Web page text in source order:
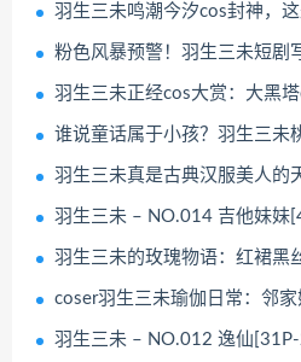
羽生三未鸣潮今汐cos封神，
粉色风暴预警！羽生三未短剧
羽生三未正经cos大赏：大黑
谁说童话属于小孩？羽生三未
羽生三未真是古典汉服美人的天花板！
羽生三未 – NO.014 吉他妹妹
羽生三未的玫瑰物语：红裙黑丝高
coser羽生三未瑜伽日常：邻
羽生三未 – NO.012 逸仙